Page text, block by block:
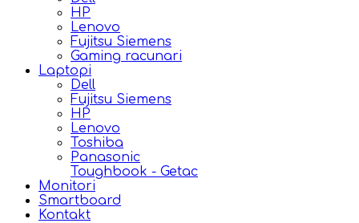
HP
Lenovo
Fujitsu Siemens
Gaming racunari
Laptopi
Dell
Fujitsu Siemens
HP
Lenovo
Toshiba
Panasonic
Toughbook - Getac
Monitori
Smartboard
Kontakt